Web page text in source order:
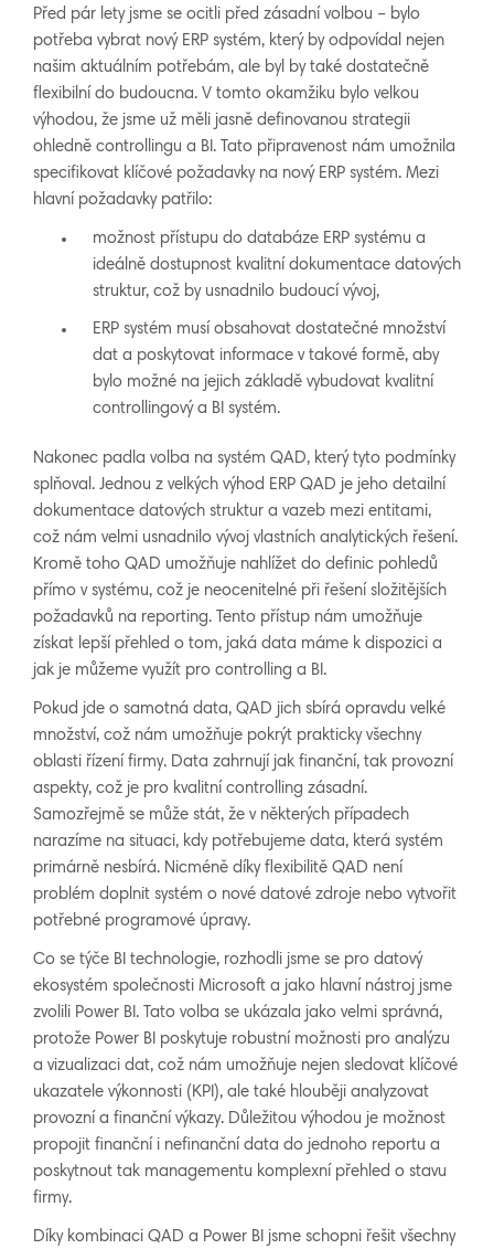
Před pár lety jsme se ocitli před zásadní volbou – bylo
potřeba vybrat nový ERP systém, který by odpovídal nejen
našim aktuálním potřebám, ale byl by také dostatečně
flexibilní do budoucna. V tomto okamžiku bylo velkou
výhodou, že jsme už měli jasně definovanou strategii
ohledně controllingu a BI. Tato připravenost nám umožnila
specifikovat klíčové požadavky na nový ERP systém. Mezi
hlavní požadavky patřilo:
možnost přístupu do databáze ERP systému a
ideálně dostupnost kvalitní dokumentace datových
struktur, což by usnadnilo budoucí vývoj,
ERP systém musí obsahovat dostatečné množství
dat a poskytovat informace v takové formě, aby
bylo možné na jejich základě vybudovat kvalitní
controllingový a BI systém.
Nakonec padla volba na systém QAD, který tyto podmínky
splňoval. Jednou z velkých výhod ERP QAD je jeho detailní
dokumentace datových struktur a vazeb mezi entitami,
což nám velmi usnadnilo vývoj vlastních analytických řešení.
Kromě toho QAD umožňuje nahlížet do definic pohledů
přímo v systému, což je neocenitelné při řešení složitějších
požadavků na reporting. Tento přístup nám umožňuje
získat lepší přehled o tom, jaká data máme k dispozici a
jak je můžeme využít pro controlling a BI.
Pokud jde o samotná data, QAD jich sbírá opravdu velké
množství, což nám umožňuje pokrýt prakticky všechny
oblasti řízení firmy. Data zahrnují jak finanční, tak provozní
aspekty, což je pro kvalitní controlling zásadní.
Samozřejmě se může stát, že v některých případech
narazíme na situaci, kdy potřebujeme data, která systém
primárně nesbírá. Nicméně díky flexibilitě QAD není
problém doplnit systém o nové datové zdroje nebo vytvořit
potřebné programové úpravy.
Co se týče BI technologie, rozhodli jsme se pro datový
ekosystém společnosti Microsoft a jako hlavní nástroj jsme
zvolili Power BI. Tato volba se ukázala jako velmi správná,
protože Power BI poskytuje robustní možnosti pro analýzu
a vizualizaci dat, což nám umožňuje nejen sledovat klíčové
ukazatele výkonnosti (KPI), ale také hlouběji analyzovat
provozní a finanční výkazy. Důležitou výhodou je možnost
propojit finanční i nefinanční data do jednoho reportu a
poskytnout tak managementu komplexní přehled o stavu
firmy.
Díky kombinaci QAD a Power BI jsme schopni řešit všechny